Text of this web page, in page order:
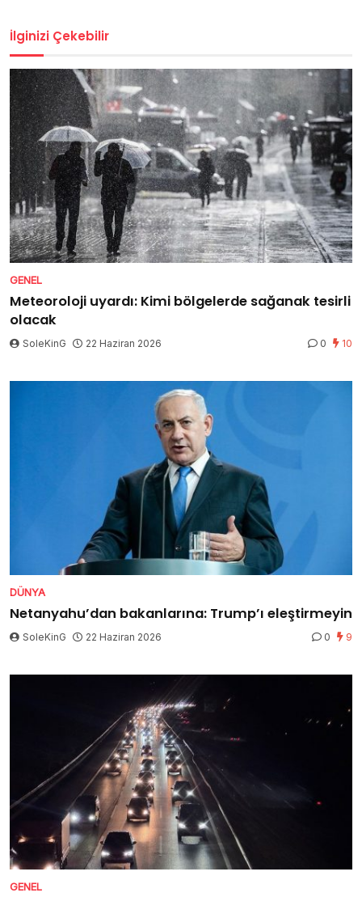
İlginizi Çekebilir
GENEL
Meteoroloji uyardı: Kimi bölgelerde sağanak tesirli
olacak
SoleKinG 22 Haziran 2026 0 10
DÜNYA
Netanyahu’dan bakanlarına: Trump’ı eleştirmeyin
SoleKinG 22 Haziran 2026 0 9
GENEL